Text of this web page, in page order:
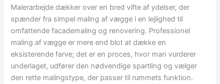
Malerarbejde dækker over en bred vifte af ydelser, der
spænder fra simpel maling af vægge i en lejlighed til
omfattende facademaling og renovering. Professionel
maling af vægge er mere end blot at dække en
eksisterende farve; det er en proces, hvor man vurderer
underlaget, udfører den nødvendige spartling og vælger
den rette malingstype, der passer til rummets funktion.